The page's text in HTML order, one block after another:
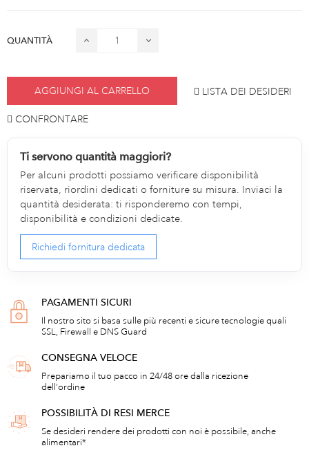
QUANTITÀ
AGGIUNGI AL CARRELLO LISTA DEI DESIDERI
CONFRONTARE
Ti servono quantità maggiori?
Per alcuni prodotti possiamo verificare disponibilità
riservata, riordini dedicati o forniture su misura. Inviaci la
quantità desiderata: ti risponderemo con tempi,
disponibilità e condizioni dedicate.
Richiedi fornitura dedicata
PAGAMENTI SICURI
Il nostro sito si basa sulle più recenti e sicure tecnologie quali
SSL, Firewall e DNS Guard
CONSEGNA VELOCE
Prepariamo il tuo pacco in 24/48 ore dalla ricezione
dell'ordine
POSSIBILITÀ DI RESI MERCE
Se desideri rendere dei prodotti con noi è possibile, anche
alimentari*